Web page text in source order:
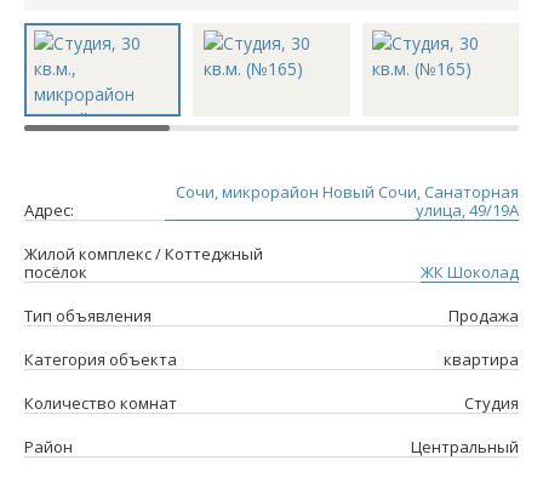
Адрес:
Сочи, микрорайон Новый Сочи, Санаторная
улица, 49/19А
Жилой комплекс / Коттеджный
посёлок
ЖК Шоколад
Тип объявления
Продажа
Категория объекта
квартира
Количество комнат
Студия
Район
Центральный